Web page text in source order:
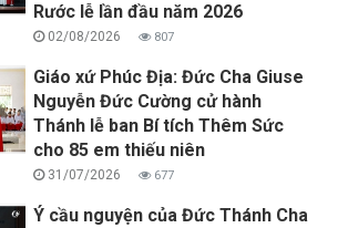
Rước lễ lần đầu năm 2026
02/08/2026 807
Giáo xứ Phúc Địa: Đức Cha Giuse
Nguyễn Đức Cường cử hành
Thánh lễ ban Bí tích Thêm Sức
cho 85 em thiếu niên
31/07/2026 677
Ý cầu nguyện của Đức Thánh Cha